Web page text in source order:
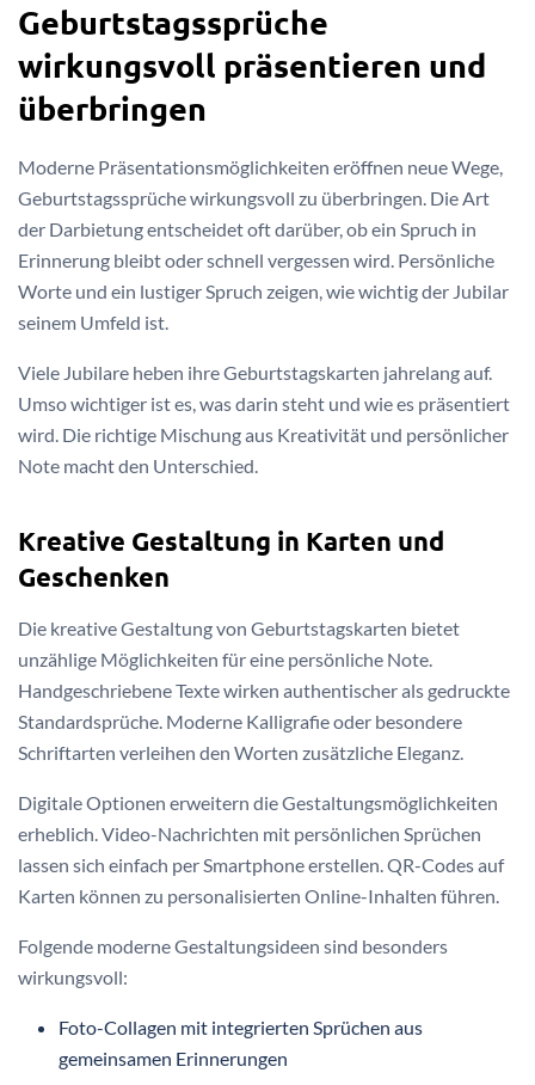
Geburtstagssprüche
wirkungsvoll präsentieren und
überbringen
Moderne Präsentationsmöglichkeiten eröffnen neue Wege,
Geburtstagssprüche wirkungsvoll zu überbringen. Die Art
der Darbietung entscheidet oft darüber, ob ein Spruch in
Erinnerung bleibt oder schnell vergessen wird. Persönliche
Worte und ein lustiger Spruch zeigen, wie wichtig der Jubilar
seinem Umfeld ist.
Viele Jubilare heben ihre Geburtstagskarten jahrelang auf.
Umso wichtiger ist es, was darin steht und wie es präsentiert
wird. Die richtige Mischung aus Kreativität und persönlicher
Note macht den Unterschied.
Kreative Gestaltung in Karten und
Geschenken
Die kreative Gestaltung von Geburtstagskarten bietet
unzählige Möglichkeiten für eine persönliche Note.
Handgeschriebene Texte wirken authentischer als gedruckte
Standardsprüche. Moderne Kalligrafie oder besondere
Schriftarten verleihen den Worten zusätzliche Eleganz.
Digitale Optionen erweitern die Gestaltungsmöglichkeiten
erheblich. Video-Nachrichten mit persönlichen Sprüchen
lassen sich einfach per Smartphone erstellen. QR-Codes auf
Karten können zu personalisierten Online-Inhalten führen.
Folgende moderne Gestaltungsideen sind besonders
wirkungsvoll:
Foto-Collagen mit integrierten Sprüchen aus
gemeinsamen Erinnerungen